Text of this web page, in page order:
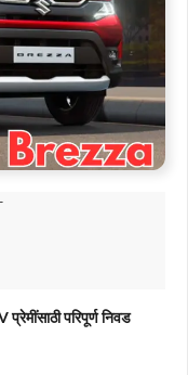
परिपूर्ण निवड